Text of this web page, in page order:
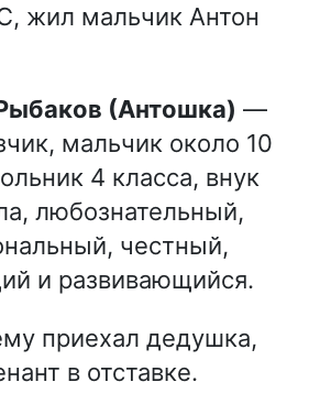
жил мальчик Антон
Рыбаков (Антошка) —
мальчик около 10
4 класса, внук
любознательный,
честный,
и развивающийся.
приехал дедушка,
в отставке.